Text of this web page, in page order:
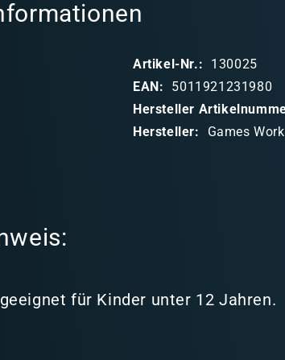
Artikel-Nr.:
130025
EAN:
5011921231980
Hersteller
Hersteller:
Games
für Kinder unter 12 Jahren.